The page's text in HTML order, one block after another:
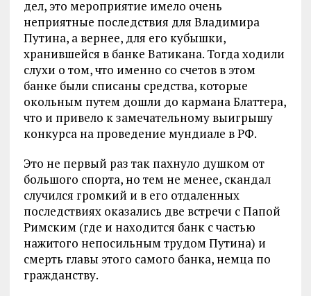
дел, это мероприятие имело очень
неприятные последствия для Владимира
Путина, а вернее, для его кубышки,
хранившейся в банке Ватикана. Тогда ходили
слухи о том, что именно со счетов в этом
банке были списаны средства, которые
окольным путем дошли до кармана Блаттера,
что и привело к замечательному выигрышу
конкурса на проведение мундиале в РФ.
Это не первый раз так пахнуло душком от
большого спорта, но тем не менее, скандал
случился громкий и в его отдаленных
последствиях оказались две встречи с Папой
Римским (где и находится банк с частью
нажитого непосильным трудом Путина) и
смерть главы этого самого банка, немца по
гражданству.